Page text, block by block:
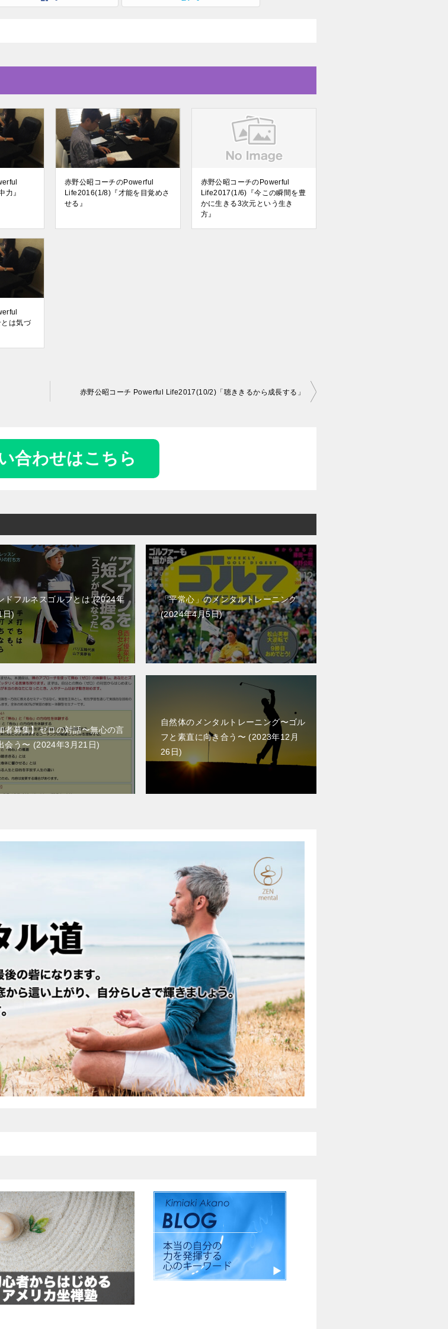
力』
赤野公昭コーチのPowerful
Life2016(1/8)『才能を目覚めさ
せる』
赤野公昭コーチのPowerful
Life2017(1/6)『今この瞬間を豊
かに生きる3次元という生き
方』
は気づ
赤野公昭コーチ Powerful Life2017(10/2)「聴ききるから成長する」
合わせはこちら
ドフルネスゴルフとは
2024年
日
「平常心」のメンタルトレーニング
2024年4月5日
者募集】ゼロの対話〜無心の言
会う〜
2024年3月21日
自然体のメンタルトレーニング〜ゴル
フと素直に向き合う〜
2023年12月
26日